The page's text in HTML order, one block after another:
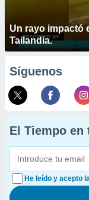
Un rayo impactó
Tailandia.
Síguenos
El Tiempo en
He leído y acepto